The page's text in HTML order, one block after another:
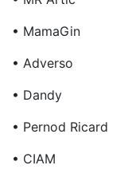
• MamaGin
• Adverso
• Dandy
• Pernod Ricard
• CIAM